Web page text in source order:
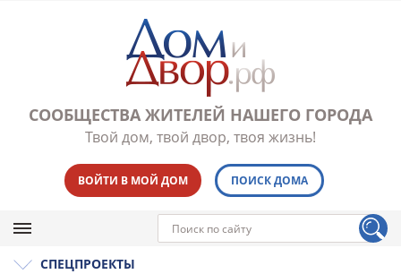
СООБЩЕСТВА ЖИТЕЛЕЙ НАШЕГО ГОРОДА
Твой дом, твой двор, твоя жизнь!
ВОЙТИ В МОЙ ДОМ ПОИСК ДОМА
СПЕЦПРОЕКТЫ